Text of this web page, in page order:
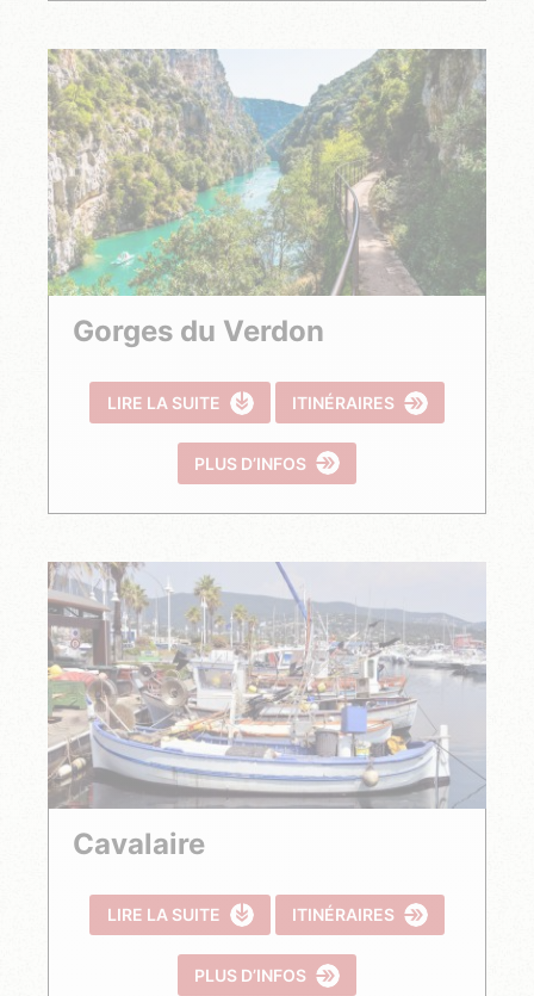
Gorges du Verdon
LIRE LA SUITE ITINÉRAIRES
PLUS D’INFOS
Cavalaire
LIRE LA SUITE ITINÉRAIRES
PLUS D’INFOS